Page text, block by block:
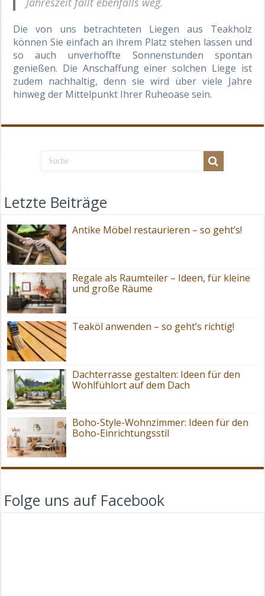
Die von uns betrachteten Liegen aus Teakholz
können Sie einfach an ihrem Platz stehen lassen und
so auch unverhoffte Sonnenstunden spontan
genießen. Die Anschaffung einer solchen Liege ist
zudem nachhaltig, denn sie wird über viele Jahre
hinweg der Mittelpunkt Ihrer Ruheoase sein.
Letzte Beiträge
Antike Möbel restaurieren – so geht’s!
Regale als Raumteiler – Ideen, für kleine
und große Räume
Teaköl anwenden – so geht’s richtig!
Dachterrasse gestalten: Ideen für den
Wohlfühlort auf dem Dach
Boho-Style-Wohnzimmer: Ideen für den
Boho-Einrichtungsstil
Folge uns auf Facebook